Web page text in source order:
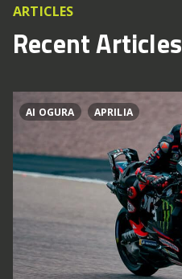
ARTICLES
Recent Articles
AI OGURA APRILIA